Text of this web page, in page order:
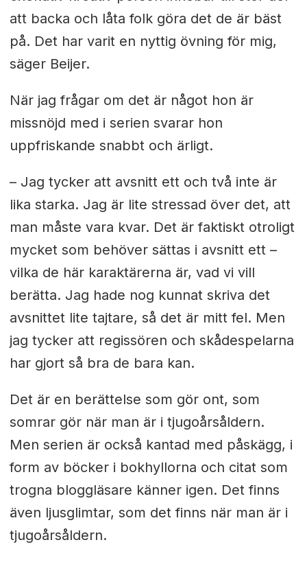
att backa och låta folk göra det de är bäst
på. Det har varit en nyttig övning för mig,
säger Beijer.
När jag frågar om det är något hon är
missnöjd med i serien svarar hon
uppfriskande snabbt och ärligt.
– Jag tycker att avsnitt ett och två inte är
lika starka. Jag är lite stressad över det, att
man måste vara kvar. Det är faktiskt otroligt
mycket som behöver sättas i avsnitt ett –
vilka de här karaktärerna är, vad vi vill
berätta. Jag hade nog kunnat skriva det
avsnittet lite tajtare, så det är mitt fel. Men
jag tycker att regissören och skådespelarna
har gjort så bra de bara kan.
Det är en berättelse som gör ont, som
somrar gör när man är i tjugoårsåldern.
Men serien är också kantad med påskägg, i
form av böcker i bokhyllorna och citat som
trogna bloggläsare känner igen. Det finns
även ljusglimtar, som det finns när man är i
tjugoårsåldern.